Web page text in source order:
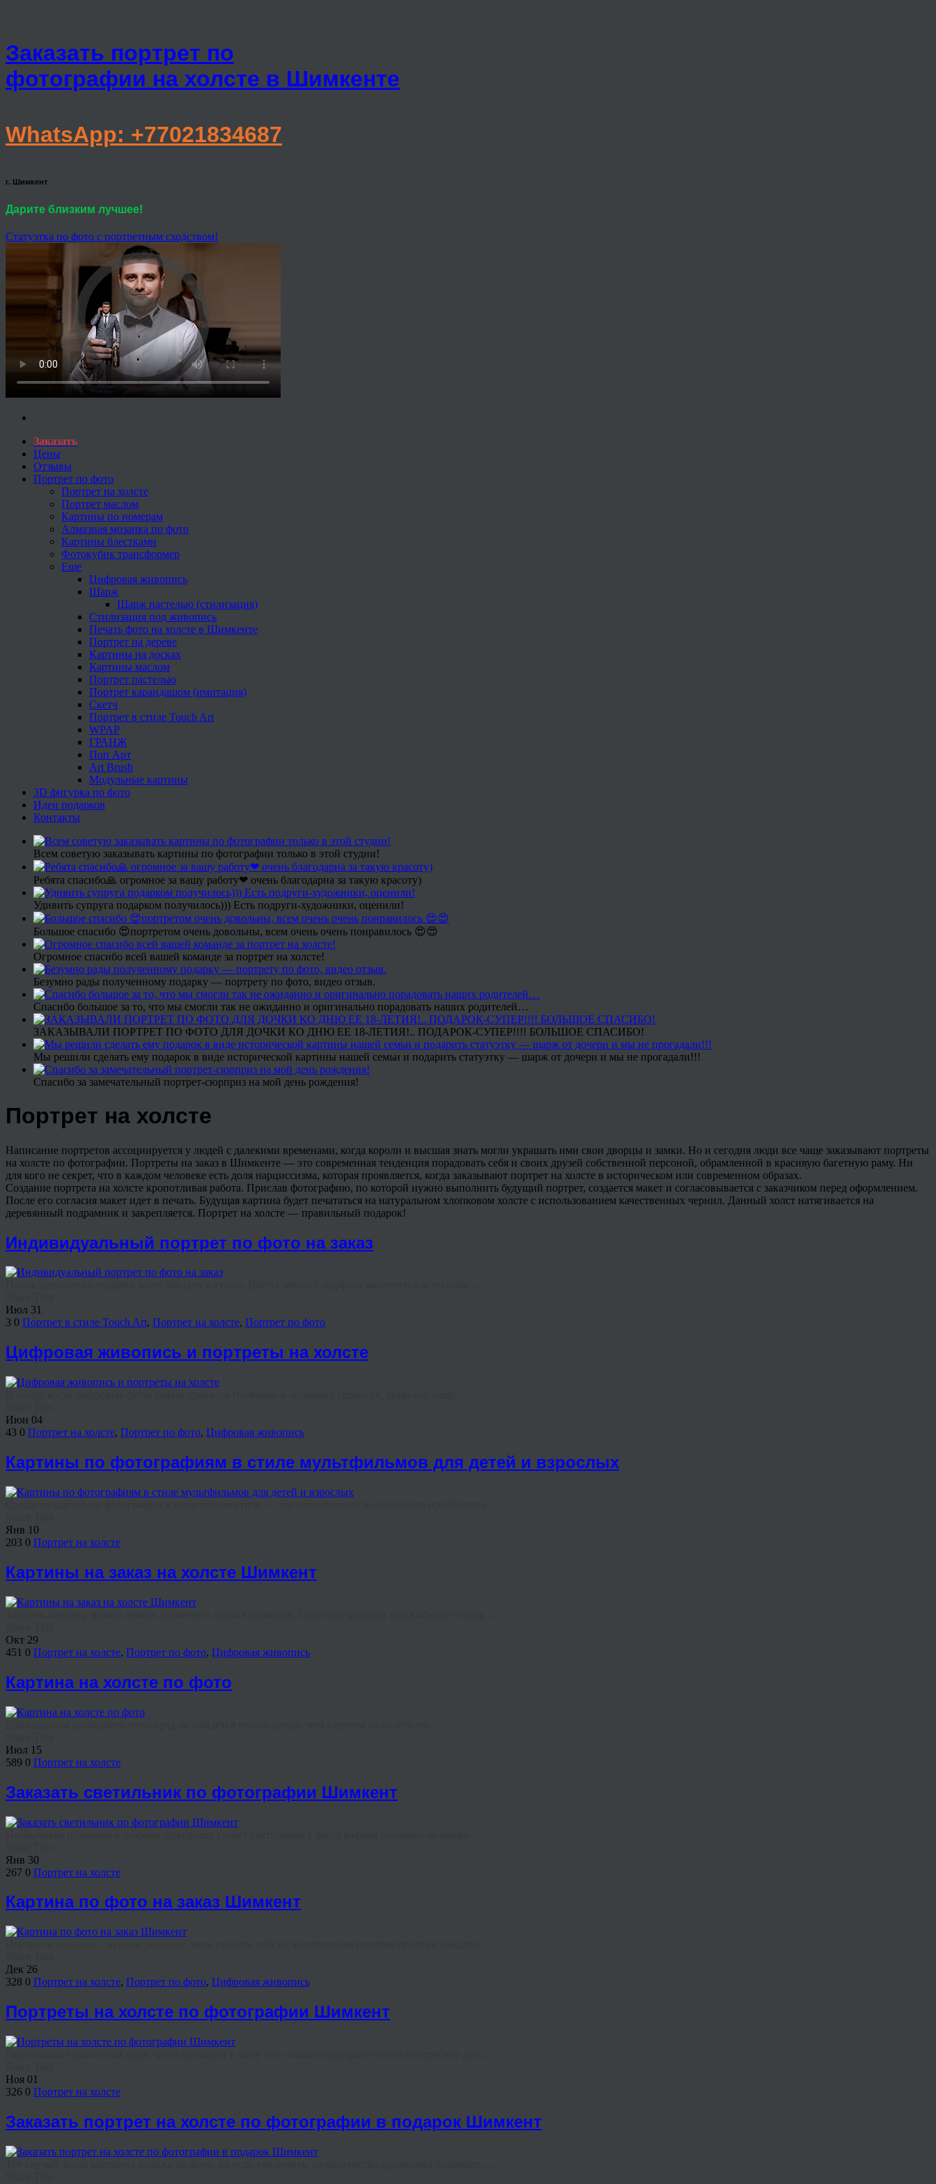
Заказать портрет по
фотографии на холсте в Шимкенте
WhatsApp: +77021834687
г. Шимкент
Дарите близким лучшее!
Статуэтка по фото с портретным сходством!
Заказать
Цены
Отзывы
Портрет по фото
Портрет на холсте
Портрет маслом
Картины по номерам
Алмазная мозаика по фото
Картины блестками
Фотокубик трансформер
Еще
Цифровая живопись
Шарж
Шарж пастелью (стилизация)
Стилизация под живопись
Печать фото на холсте в Шимкенте
Портрет на дереве
Картины на досках
Картины маслом
Портрет пастелью
Портрет карандашом (имитация)
Скетч
Портрет в стиле Touch Art
WPAP
ГРАНЖ
Поп Арт
Art Brush
Модульные картины
3D фигурка по фото
Идеи подарков
Контакты
Всем советую заказывать картины по фотографии только в этой студии!
Ребята спасибо🙏 огромное за вашу работу❤ очень благодарна за такую красоту)
Удивить супруга подарком получилось))) Есть подруги-художники, оценили!
Большое спасибо 😍портретом очень довольны, всем очень очень понравилось 😍😍
Огромное спасибо всей вашей команде за портрет на холсте!
Безумно рады полученному подарку — портрету по фото, видео отзыв.
Спасибо большое за то, что мы смогли так не ожиданно и оригинально порадовать наших родителей…
ЗАКАЗЫВАЛИ ПОРТРЕТ ПО ФОТО ДЛЯ ДОЧКИ КО ДНЮ ЕЕ 18-ЛЕТИЯ!.. ПОДАРОК-СУПЕР!!!! БОЛЬШОЕ СПАСИБО!
Мы решили сделать ему подарок в виде исторической картины нашей семьи и подарить статуэтку — шарж от дочери и мы не прогадали!!!
Спасибо за замечательный портрет-сюрприз на мой день рождения!
Портрет на холсте
Написание портретов ассоциируется у людей с далекими временами, когда короли и высшая знать могли украшать ими свои дворцы и замки. Но и сегодня люди все чаще заказывают портреты
на холсте по фотографии. Портреты на заказ в Шимкенте — это современная тенденция порадовать себя и своих друзей собственной персоной, обрамленной в красивую багетную раму. Ни
для кого не секрет, что в каждом человеке есть доля нарциссизма, которая проявляется, когда заказывают портрет на холсте в историческом или современном образах.
Создание портрета на холсте кропотливая работа. Прислав фотографию, по которой нужно выполнить будущий портрет, создается макет и согласовывается с заказчиком перед оформлением.
После его согласия макет идет в печать. Будущая картина будет печататься на натуральном хлопковом холсте с использованием качественных чернил. Данный холст натягивается на
деревянный подрамник и закрепляется. Портрет на холсте — правильный подарок!
Индивидуальный портрет по фото на заказ
Июл 31
3 0 Портрет в стиле Touch Art, Портрет на холсте, Портрет по фото
Цифровая живопись и портреты на холсте
Июн 04
43 0 Портрет на холсте, Портрет по фото, Цифровая живопись
Картины по фотографиям в стиле мультфильмов для детей и взрослых
Янв 10
203 0 Портрет на холсте
Картины на заказ на холсте Шимкент
Окт 29
451 0 Портрет на холсте, Портрет по фото, Цифровая живопись
Картина на холсте по фото
Июл 15
589 0 Портрет на холсте
Заказать светильник по фотографии Шимкент
Янв 30
267 0 Портрет на холсте
Картина по фото на заказ Шимкент
Дек 26
328 0 Портрет на холсте, Портрет по фото, Цифровая живопись
Портреты на холсте по фотографии Шимкент
Ноя 01
326 0 Портрет на холсте
Заказать портрет на холсте по фотографии в подарок Шимкент